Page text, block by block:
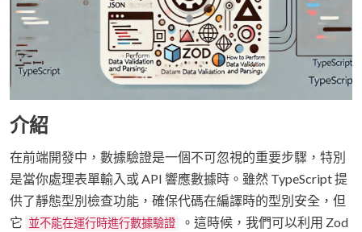
介紹
在前端開發中，數據驗證是一個不可忽視的重要步驟，特別
是當你處理表單輸入或 API 響應數據時。雖然 TypeScript 提
供了靜態型別檢查功能，確保代碼在編譯時的型別安全，但
它 並不能在運行時進行數據驗證
。這時候，我們可以利用 Zod